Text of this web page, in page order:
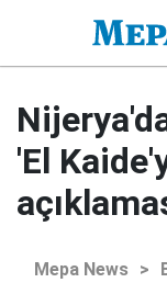
'El
Mepa News >